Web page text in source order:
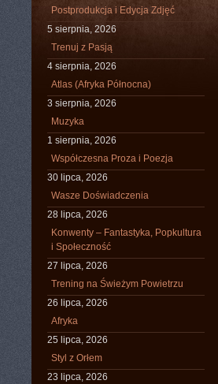
Postprodukcja i Edycja Zdjęć
5 sierpnia, 2026
Trenuj z Pasją
4 sierpnia, 2026
Atlas (Afryka Północna)
3 sierpnia, 2026
Muzyka
1 sierpnia, 2026
Współczesna Proza i Poezja
30 lipca, 2026
Wasze Doświadczenia
28 lipca, 2026
Konwenty – Fantastyka, Popkultura
i Społeczność
27 lipca, 2026
Trening na Świeżym Powietrzu
26 lipca, 2026
Afryka
25 lipca, 2026
Styl z Orłem
23 lipca, 2026